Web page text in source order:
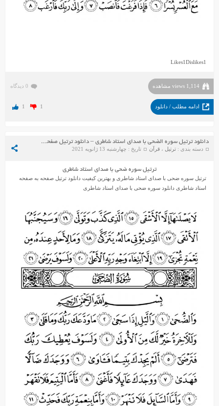
Likes1Dislikes1
1,114 views مشاهده 0 دیدگاه
ادامه مطلب / دانلود 1 1
دانلود ترتیل سوره الضحى با صدای استاد شاطری – دانلود ترتیل صفحه به صفحه استاد شاطری
دسته بندی :ترتیل ،قرآن تاریخ : چهارشنبه 13 ژانویه 2021
ترتیل سوره ضحى با صدای استاد شاطری
ترتیل سوره ضحى با صدای استاد شاطری و بهترین کیفیت دانلود ترتیل صفحه به صفحه
استاد شاطری دانلود سوره ضحى با صدای استاد شاطری